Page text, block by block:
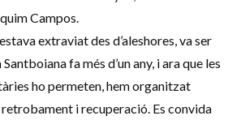
Campos.
extraviat des d’aleshores, va ser
fa més d’un any, i ara que les
ho permeten, hem organitzat
i recuperació. Es convida